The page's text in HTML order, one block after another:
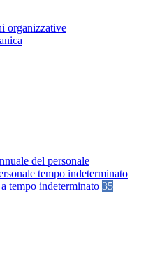
organizzative
del personale
tempo indeterminato
tempo indeterminato 35